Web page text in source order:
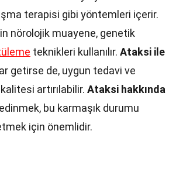
terapisi gibi yöntemleri içerir.
nörolojik muayene, genetik
teknikleri kullanılır. Ataksi ile
getirse de, uygun tedavi ve
artırılabilir. Ataksi hakkında
edinmek, bu karmaşık durumu
için önemlidir.